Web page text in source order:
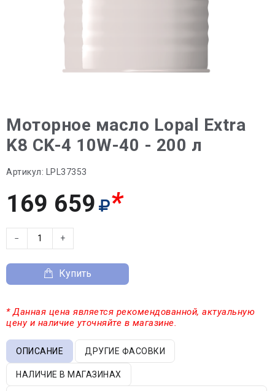
Моторное масло Lopal Extra
K8 CK-4 10W-40 - 200 л
Артикул: LPL37353
169 659 *
− +
Купить
* Данная цена является рекомендованной, актуальную
цену и наличие уточняйте в магазине.
ОПИСАНИЕ ДРУГИЕ ФАСОВКИ
НАЛИЧИЕ В МАГАЗИНАХ